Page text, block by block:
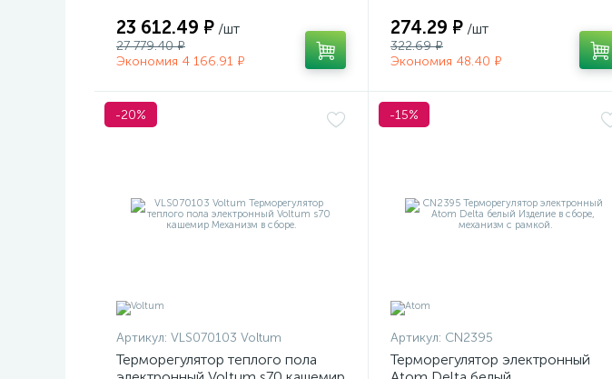
23 612.49 ₽ /шт
27 779.40 ₽
Экономия 4 166.91 ₽
274.29 ₽ /шт
322.69 ₽
Экономия 48.40 ₽
-20%
Артикул: VLS070103 Voltum
Терморегулятор теплого пола
-15%
Артикул: CN2395
Терморегулятор электронный